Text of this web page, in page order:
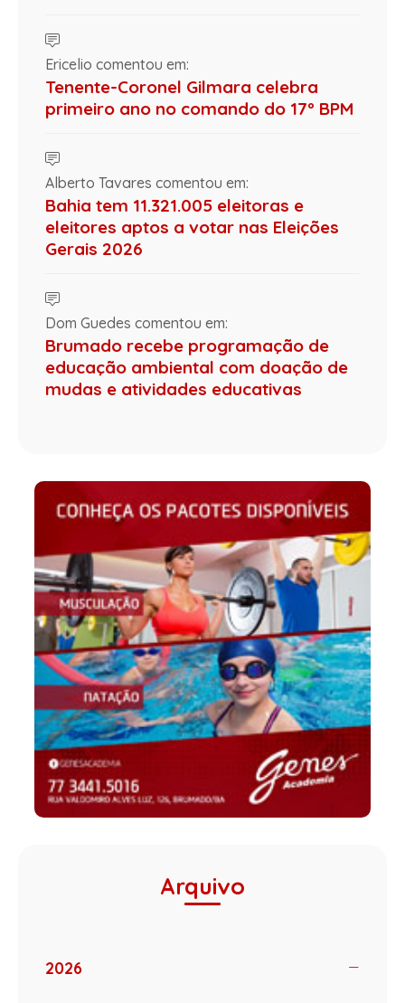
Ericelio comentou em:
Tenente-Coronel Gilmara celebra
primeiro ano no comando do 17º BPM
Alberto Tavares comentou em:
Bahia tem 11.321.005 eleitoras e
eleitores aptos a votar nas Eleições
Gerais 2026
Dom Guedes comentou em:
Brumado recebe programação de
educação ambiental com doação de
mudas e atividades educativas
Arquivo
2026